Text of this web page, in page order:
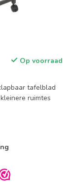
Op voorraad
tafelblad
ruimtes